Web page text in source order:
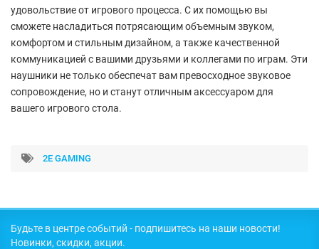
удовольствие от игрового процесса. С их помощью вы
сможете насладиться потрясающим объемным звуком,
комфортом и стильным дизайном, а также качественной
коммуникацией с вашими друзьями и коллегами по играм. Эти
наушники не только обеспечат вам превосходное звуковое
сопровождение, но и станут отличным аксессуаром для
вашего игрового стола.
2E GAMING
Будьте в центре событий - подпишитесь на наши новости!
Новинки, скидки, акции.